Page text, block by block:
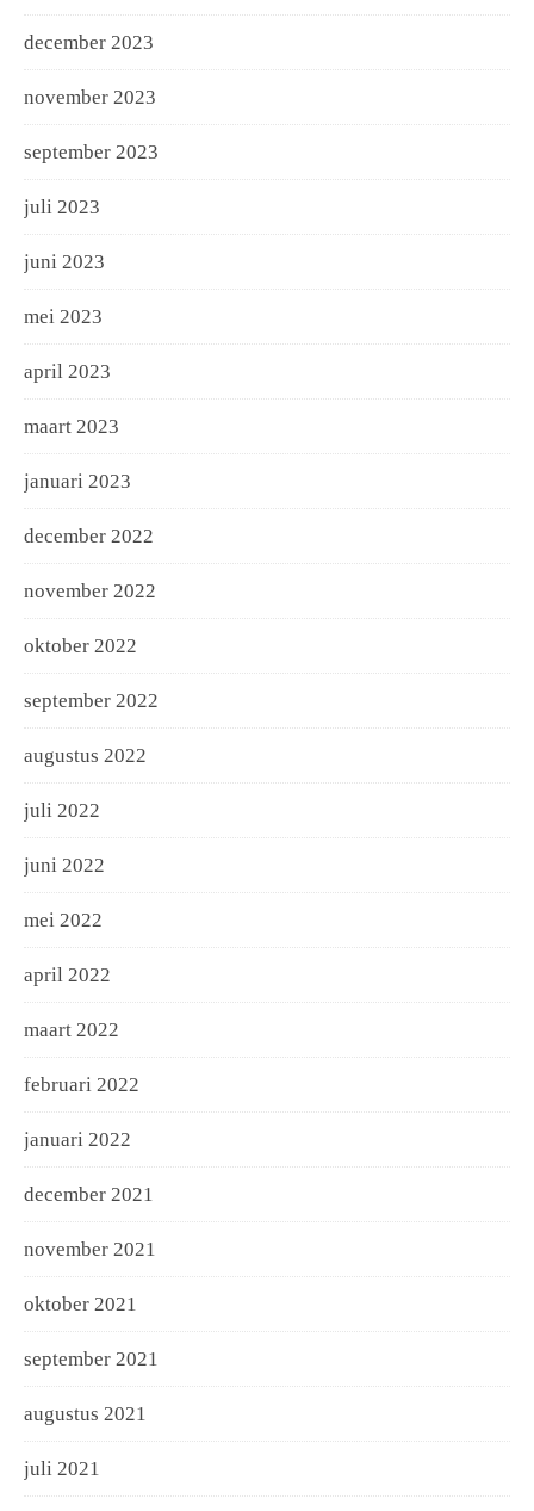
december 2023
november 2023
september 2023
juli 2023
juni 2023
mei 2023
april 2023
maart 2023
januari 2023
december 2022
november 2022
oktober 2022
september 2022
augustus 2022
juli 2022
juni 2022
mei 2022
april 2022
maart 2022
februari 2022
januari 2022
december 2021
november 2021
oktober 2021
september 2021
augustus 2021
juli 2021